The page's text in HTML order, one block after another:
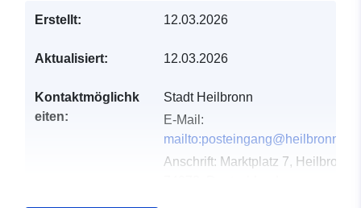
Erstellt: 12.03.2026
Aktualisiert: 12.03.2026
Kontaktmöglichk
eiten:
Stadt Heilbronn
E-Mail:
mailto:posteingang@heilbronn.de
Anschrift: Marktplatz 7, Heilbronn,